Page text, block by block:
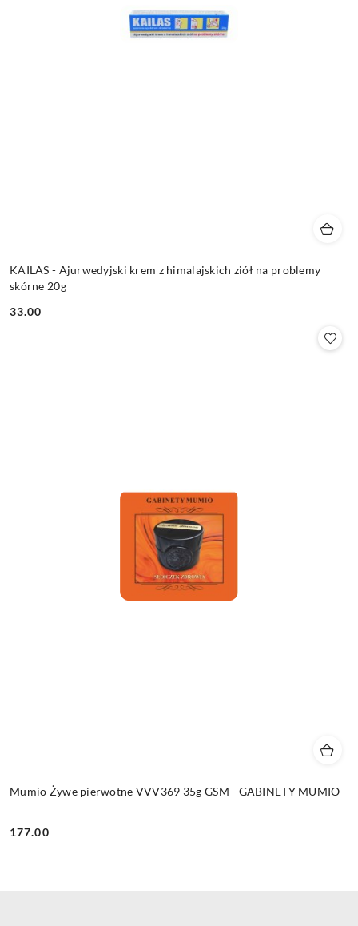
KAILAS - Ajurwedyjski krem z himalajskich ziół na problemy
skórne 20g
Cena:
33.00
Mumio Żywe pierwotne VVV369 35g GSM - GABINETY MUMIO
Cena:
177.00